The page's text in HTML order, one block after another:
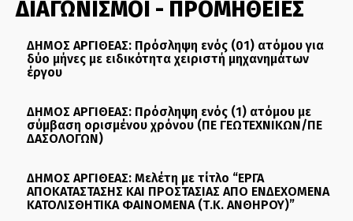
ΔΙΑΓΩΝΙΣΜΟΙ - ΠΡΟΜΗΘΕΙΕΣ
ΔΗΜΟΣ ΑΡΓΙΘΕΑΣ: Πρόσληψη ενός (01) ατόμου για
δύο μήνες με ειδικότητα χειριστή μηχανημάτων
έργου
ΔΗΜΟΣ ΑΡΓΙΘΕΑΣ: Πρόσληψη ενός (1) ατόμου με
σύμβαση ορισμένου χρόνου (ΠΕ ΓΕΩΤΕΧΝΙΚΩΝ/ΠΕ
ΔΑΣΟΛΟΓΩΝ)
ΔΗΜΟΣ ΑΡΓΙΘΕΑΣ: Μελέτη με τίτλο “ΕΡΓΑ
ΑΠΟΚΑΤΑΣΤΑΣΗΣ ΚΑΙ ΠΡΟΣΤΑΣΙΑΣ ΑΠΟ ΕΝΔΕΧΟΜΕΝΑ
ΚΑΤΟΛΙΣΘΗΤΙΚΑ ΦΑΙΝΟΜΕΝΑ (Τ.Κ. ΑΝΘΗΡΟΥ)”